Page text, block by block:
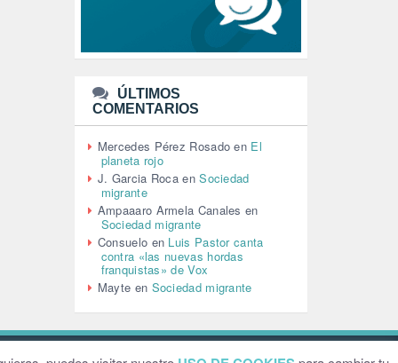
MEMORIA HISTÓRICA (232)
MONARQUÍA (26)
NATURALEZA (1)
PALESTINA (8)
PARTICIPACIÓN CIUDADANA (392)
PAZ (2)
PENSIONES (12)
PEPE MUJICA (2)
PESCADORES (1)
POBREZA (2)
POLÍTICA INTERNACIONAL (366)
POLÍTICA VALENCIA (357)
ÚLTIMOS
COMENTARIOS
Mercedes Pérez Rosado en El
planeta rojo
J. Garcia Roca enSociedad
migrante
Ampaaaro Armela Canales en
Sociedad migrante
Consuelo en Luis Pastor canta
contra «las nuevas hordas
franquistas» de Vox
Mayte en Sociedad migrante